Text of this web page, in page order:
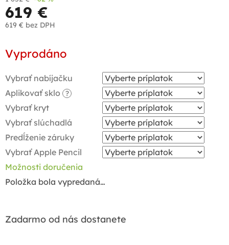
619 €
619 € bez DPH
cena:
Vyprodáno
Vybrať nabíjačku
Aplikovať sklo
?
Vybrať kryt
Vybrať slúchadlá
Predĺženie záruky
Vybrať Apple Pencil
Možnosti doručenia
Položka bola vypredaná…
Zadarmo od nás dostanete